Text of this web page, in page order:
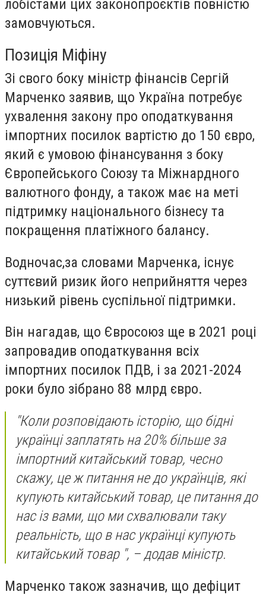
лобістами цих законопроєктів повністю
замовчуються.
Позиція Міфіну
Зі свого боку міністр фінансів Сергій
Марченко заявив, що Україна потребує
ухвалення закону про оподаткування
імпортних посилок вартістю до 150 євро,
який є умовою фінансування з боку
Європейського Союзу та Міжнардного
валютного фонду, а також має на меті
підтримку національного бізнесу та
покращення платіжного балансу.
Водночас,за словами Марченка, існує
суттєвий ризик його неприйняття через
низький рівень суспільної підтримки.
Він нагадав, що Євросоюз ще в 2021 році
запровадив оподаткування всіх
імпортних посилок ПДВ, і за 2021-2024
роки було зібрано 88 млрд євро.
"Коли розповідають історію, що бідні
українці заплатять на 20% більше за
імпортний китайський товар, чесно
скажу, це ж питання не до українців, які
купують китайський товар, це питання до
нас із вами, що ми схвалювали таку
реальність, що в нас українці купують
китайський товар ", – додав міністр.
Марченко також зазначив, що дефіцит